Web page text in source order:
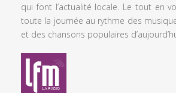
qui font l’actualité locale. Le tout en
toute la journée au rythme des
et des chansons populaires